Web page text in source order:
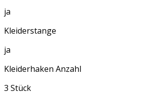
ja
Kleiderstange
ja
Kleiderhaken Anzahl
3 Stück